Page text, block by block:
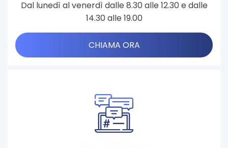
Dal lunedì al venerdì dalle 8.30 alle 12.30 e dalle
14.30 alle 19.00
CHIAMA ORA